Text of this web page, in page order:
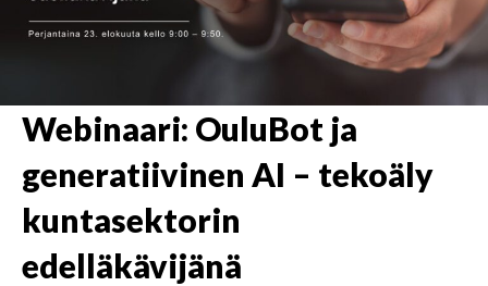
Webinaari: OuluBot ja
generatiivinen AI – tekoäly
kuntasektorin
edelläkävijänä